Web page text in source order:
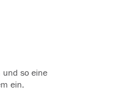
so eine
ein.